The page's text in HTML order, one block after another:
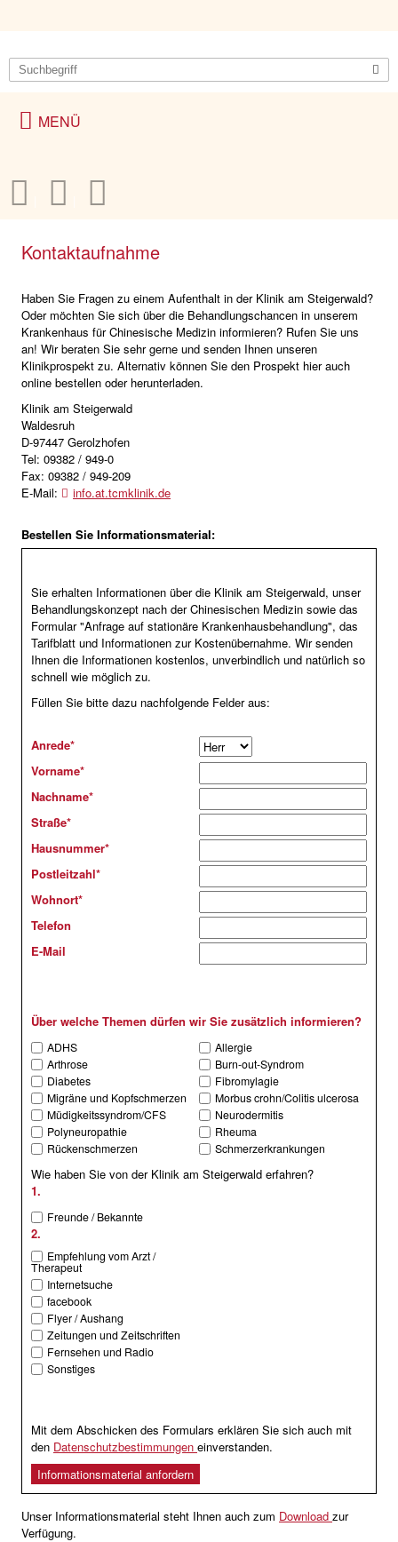
Kontaktaufnahme
Haben Sie Fragen zu einem Aufenthalt in der Klinik am Steigerwald?
Oder möchten Sie sich über die Behandlungschancen in unserem
Krankenhaus für Chinesische Medizin informieren? Rufen Sie uns
an! Wir beraten Sie sehr gerne und senden Ihnen unseren
Klinikprospekt zu. Alternativ können Sie den Prospekt hier auch
online bestellen oder herunterladen.
Klinik am Steigerwald
Waldesruh
D-97447 Gerolzhofen
Tel: 09382 / 949-0
Fax: 09382 / 949-209
E-Mail:
info.at.tcmklinik.de
Bestellen Sie Informationsmaterial:
Sie erhalten Informationen über die Klinik am Steigerwald, unser
Behandlungskonzept nach der Chinesischen Medizin sowie das
Formular "Anfrage auf stationäre Krankenhausbehandlung", das
Tarifblatt und Informationen zur Kostenübernahme. Wir senden
Ihnen die Informationen kostenlos, unverbindlich und natürlich so
schnell wie möglich zu.
Füllen Sie bitte dazu nachfolgende Felder aus:
Anrede*
Vorname*
Nachname*
Straße*
Hausnummer*
Postleitzahl*
Wohnort*
Telefon
E-Mail
Über welche Themen dürfen wir Sie zusätzlich informieren?
ADHS
Allergie
Arthrose
Burn-out-Syndrom
Diabetes
Fibromylagie
Migräne und Kopfschmerzen
Morbus crohn/Colitis ulcerosa
Müdigkeitssyndrom/CFS
Neurodermitis
Polyneuropathie
Rheuma
Rückenschmerzen
Schmerzerkrankungen
Wie haben Sie von der Klinik am Steigerwald erfahren?
1.
Freunde / Bekannte
2.
Empfehlung vom Arzt /
Therapeut
Internetsuche
facebook
Flyer / Aushang
Zeitungen und Zeitschriften
Fernsehen und Radio
Sonstiges
Mit dem Abschicken des Formulars erklären Sie sich auch mit
den Datenschutzbestimmungen einverstanden.
Unser Informationsmaterial steht Ihnen auch zum Download zur
Verfügung.